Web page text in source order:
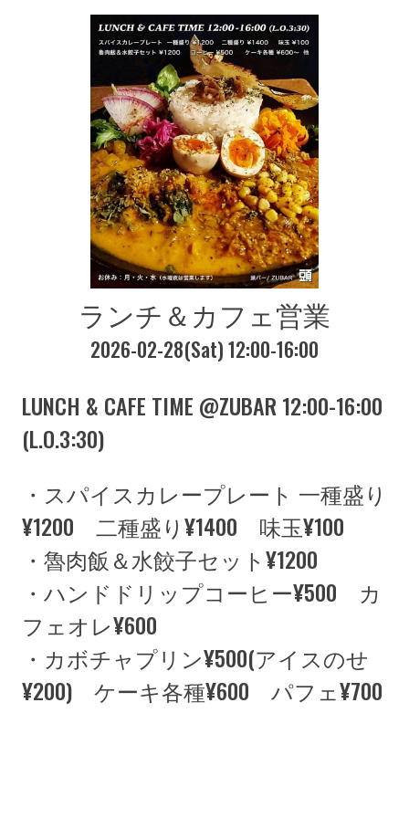
ランチ＆カフェ営業
2026-02-28(Sat) 12:00-16:00
LUNCH & CAFE TIME @ZUBAR 12:00-16:00
(L.O.3:30)
・スパイスカレープレート 一種盛り
¥1200 二種盛り¥1400 味玉¥100
・魯肉飯＆水餃子セット¥1200
・ハンドドリップコーヒー¥500 カ
フェオレ¥600
・カボチャプリン¥500(アイスのせ
¥200) ケーキ各種¥600 パフェ¥700